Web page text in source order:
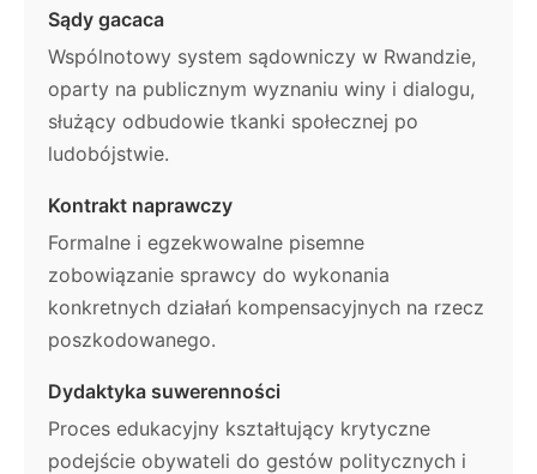
Sądy gacaca
Wspólnotowy system sądowniczy w Rwandzie,
oparty na publicznym wyznaniu winy i dialogu,
służący odbudowie tkanki społecznej po
ludobójstwie.
Kontrakt naprawczy
Formalne i egzekwowalne pisemne
zobowiązanie sprawcy do wykonania
konkretnych działań kompensacyjnych na rzecz
poszkodowanego.
Dydaktyka suwerenności
Proces edukacyjny kształtujący krytyczne
podejście obywateli do gestów politycznych i